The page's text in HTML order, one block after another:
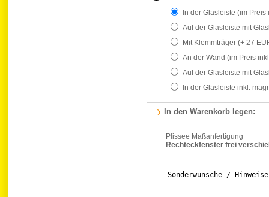
In der Glasleiste (im Preis
Auf der Glasleiste mit
Mit Klemmträger (+ 27
An der Wand (im Preis
Auf der Glasleiste mit
In der Glasleiste inkl.
In den Warenkorb legen:
Plissee Maßanfertigung
Rechteckfenster frei